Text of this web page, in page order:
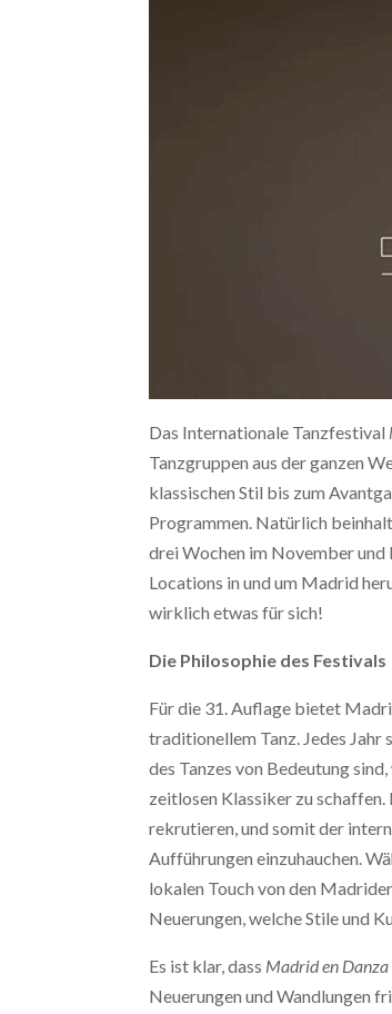
Das Internationale Tanzfestival
Tanzgruppen aus der ganzen
klassischen Stil bis zum
Programmen. Natürlich
drei Wochen im November und
Locations in und um Madrid
wirklich etwas für sich!
Die Philosophie des Festivals
Für die 31. Auflage bietet
traditionellem Tanz. Jedes
des Tanzes von Bedeutung
zeitlosen Klassiker zu
rekrutieren, und somit der
Aufführungen einzuhauchen.
lokalen Touch von den
Neuerungen, welche Stile und
Es ist klar, dass Madrid en Danza
Neuerungen und Wandlungen